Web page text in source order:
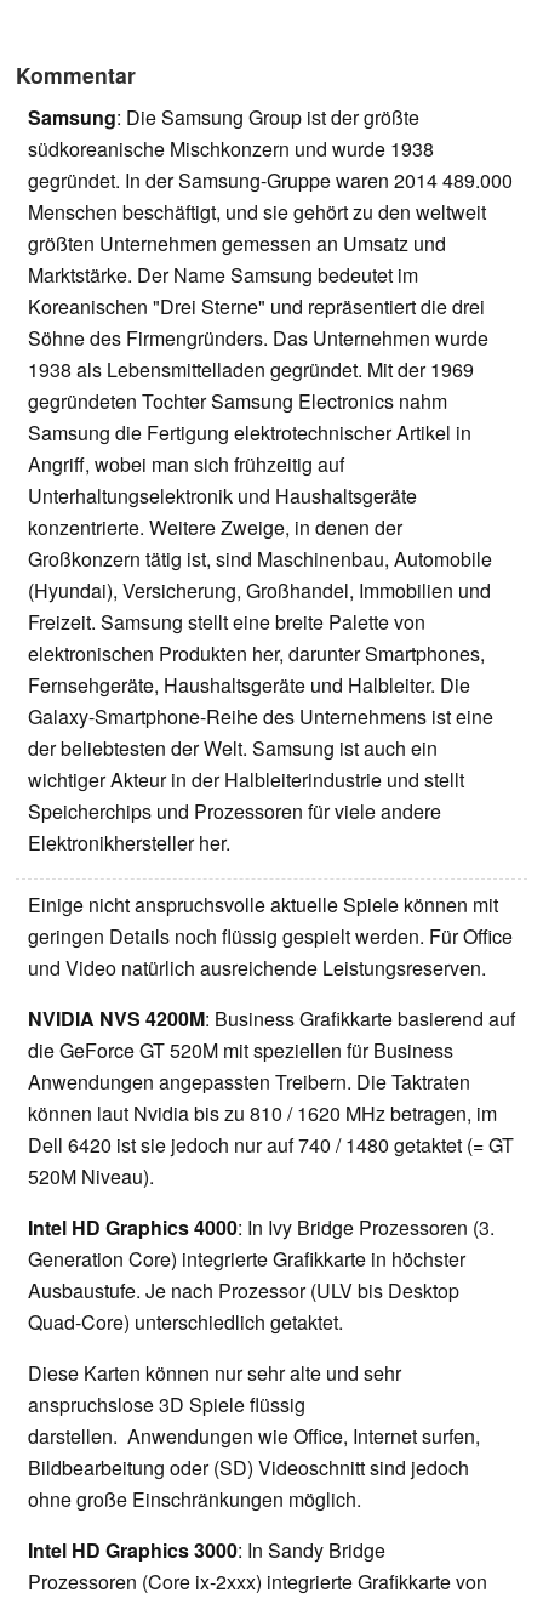
Kommentar
Samsung: Die Samsung Group ist der größte
südkoreanische Mischkonzern und wurde 1938
gegründet. In der Samsung-Gruppe waren 2014 489.000
Menschen beschäftigt, und sie gehört zu den weltweit
größten Unternehmen gemessen an Umsatz und
Marktstärke. Der Name Samsung bedeutet im
Koreanischen "Drei Sterne" und repräsentiert die drei
Söhne des Firmengründers. Das Unternehmen wurde
1938 als Lebensmittelladen gegründet. Mit der 1969
gegründeten Tochter Samsung Electronics nahm
Samsung die Fertigung elektrotechnischer Artikel in
Angriff, wobei man sich frühzeitig auf
Unterhaltungselektronik und Haushaltsgeräte
konzentrierte. Weitere Zweige, in denen der
Großkonzern tätig ist, sind Maschinenbau, Automobile
(Hyundai), Versicherung, Großhandel, Immobilien und
Freizeit. Samsung stellt eine breite Palette von
elektronischen Produkten her, darunter Smartphones,
Fernsehgeräte, Haushaltsgeräte und Halbleiter. Die
Galaxy-Smartphone-Reihe des Unternehmens ist eine
der beliebtesten der Welt. Samsung ist auch ein
wichtiger Akteur in der Halbleiterindustrie und stellt
Speicherchips und Prozessoren für viele andere
Elektronikhersteller her.
Einige nicht anspruchsvolle aktuelle Spiele können mit
geringen Details noch flüssig gespielt werden. Für Office
und Video natürlich ausreichende Leistungsreserven.
NVIDIA NVS 4200M: Business Grafikkarte basierend auf
die GeForce GT 520M mit speziellen für Business
Anwendungen angepassten Treibern. Die Taktraten
können laut Nvidia bis zu 810 / 1620 MHz betragen, im
Dell 6420 ist sie jedoch nur auf 740 / 1480 getaktet (= GT
520M Niveau).
Intel HD Graphics 4000: In Ivy Bridge Prozessoren (3.
Generation Core) integrierte Grafikkarte in höchster
Ausbaustufe. Je nach Prozessor (ULV bis Desktop
Quad-Core) unterschiedlich getaktet.
Diese Karten können nur sehr alte und sehr
anspruchslose 3D Spiele flüssig
darstellen. Anwendungen wie Office, Internet surfen,
Bildbearbeitung oder (SD) Videoschnitt sind jedoch
ohne große Einschränkungen möglich.
Intel HD Graphics 3000: In Sandy Bridge
Prozessoren (Core ix-2xxx) integrierte Grafikkarte von